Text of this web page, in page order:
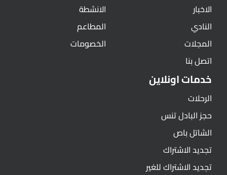
الاخبار
النادي
المجلات
اتصل بنا
الانشطة
المطاعم
الخصومات
خدمات اونلاين
الرحلات
حجز البادل تنس
الشاتل باص
تجديد الاشتراك
تجديد الاشتراك للغير